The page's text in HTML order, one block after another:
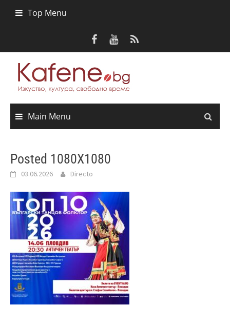
Top Menu
Main Menu
Posted 1080X1080
03.06.2026 Directo